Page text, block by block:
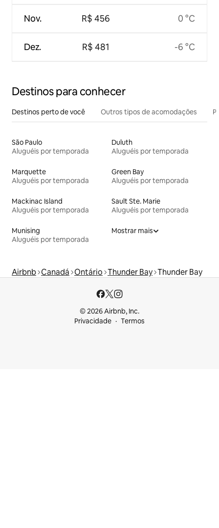
Nov.
Dez.
R$ 456
R$ 481
0 °C
-6 °C
Destinos para conhecer
Destinos perto de você Outros tipos de acomodações
São Paulo
Aluguéis por temporada
Duluth
Aluguéis por temporada
Marquette
Aluguéis por temporada
Green Bay
Aluguéis por temporada
Mackinac Island
Aluguéis por temporada
Sault Ste. Marie
Aluguéis por temporada
Munising
Aluguéis por temporada
Mostrar mais
Airbnb Canadá Ontário Thunder Bay Thunder Bay
© 2026 Airbnb, Inc.
Privacidade
Termos